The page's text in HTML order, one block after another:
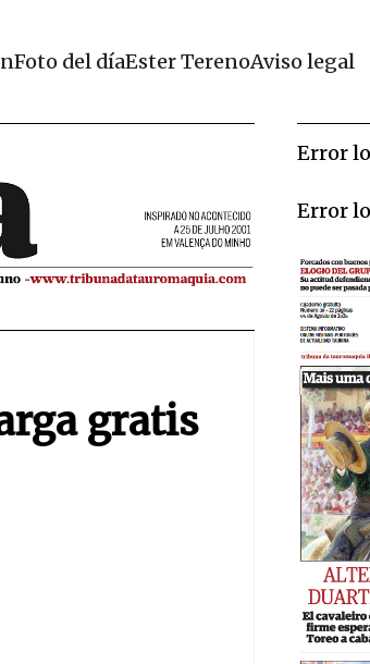
Foto del díaEster TerenoAviso legal
gratis
Error
Error